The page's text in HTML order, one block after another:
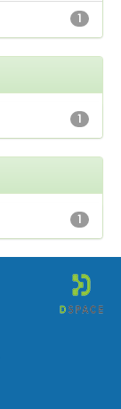
1
1
1